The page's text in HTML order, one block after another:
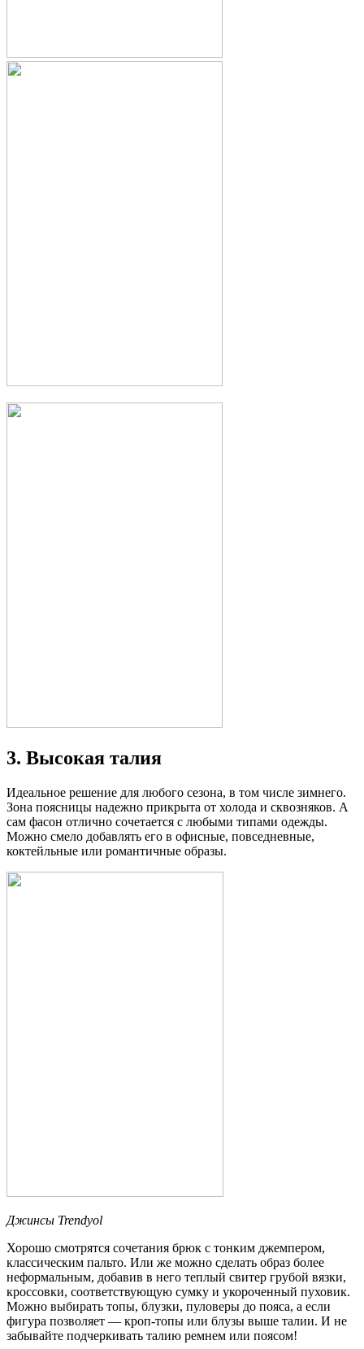
3. Высокая талия
Идеальное решение для любого сезона, в том числе зимнего.
Зона поясницы надежно прикрыта от холода и сквозняков. А
сам фасон отлично сочетается с любыми типами одежды.
Можно смело добавлять его в офисные, повседневные,
коктейльные или романтичные образы.
Джинсы Trendyol
Хорошо смотрятся сочетания брюк с тонким джемпером,
классическим пальто. Или же можно сделать образ более
неформальным, добавив в него теплый свитер грубой вязки,
кроссовки, соответствующую сумку и укороченный пуховик.
Можно выбирать топы, блузки, пуловеры до пояса, а если
фигура позволяет — кроп-топы или блузы выше талии. И не
забывайте подчеркивать талию ремнем или поясом!